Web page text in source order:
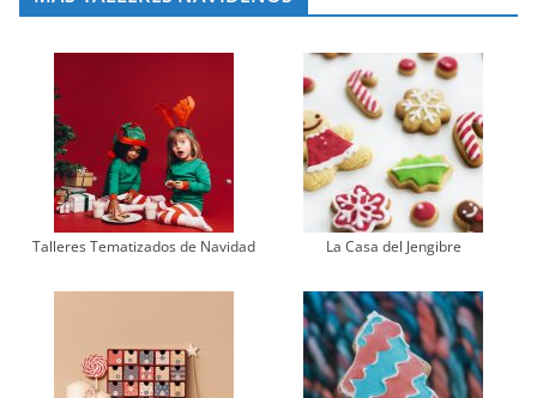
Talleres Tematizados de Navidad La Casa del Jengibre